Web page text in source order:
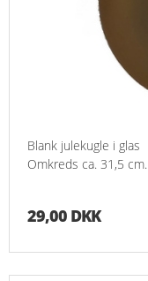
Blank julekugle i glas
Omkreds ca. 31,5 cm.
29,00 DKK